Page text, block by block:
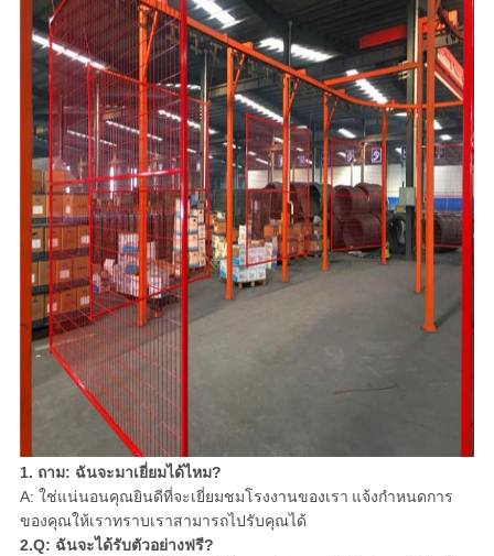
1. ถาม: ฉันจะมาเยี่ยมได้ไหม?
A: ใช่แน่นอนคุณยินดีที่จะเยี่ยมชมโรงงานของเรา แจ้งกำหนดการ
ของคุณให้เราทราบเราสามารถไปรับคุณได้
2.Q: ฉันจะได้รับตัวอย่างฟรี?